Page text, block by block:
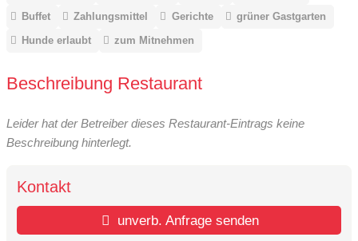
Buffet
Zahlungsmittel Gerichte
grüner Gastgarten
Hunde erlaubt
zum Mitnehmen
Beschreibung Restaurant
Leider hat der Betreiber dieses Restaurant-Eintrags keine
Beschreibung hinterlegt.
Kontakt
unverb. Anfrage senden